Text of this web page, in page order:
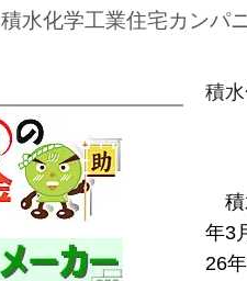
積水化学工業住宅カンパ
積
年3
26